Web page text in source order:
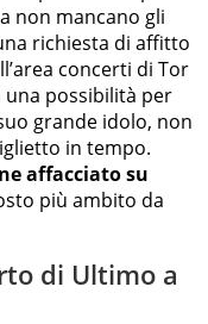
non mancano gli
richiesta di affitto
concerti di Tor
possibilità per
grande idolo, non
in tempo.
affacciato su
più ambito da
di Ultimo a